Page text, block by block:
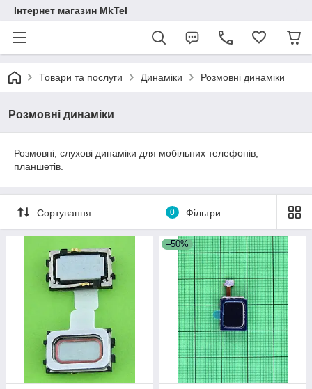
Інтернет магазин MkTel
Товари та послуги Динаміки Розмовні динаміки
Розмовні динаміки
Розмовні, слухові динаміки для мобільних телефонів,
планшетів.
Сортування 0 Фільтри
–50%